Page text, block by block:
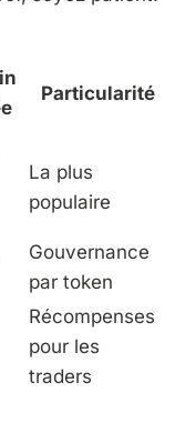
Particularité
La plus
populaire
Gouvernance
par token
Récompenses
pour les
traders